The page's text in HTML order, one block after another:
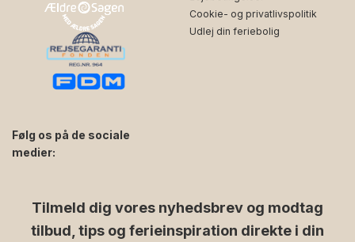
Følg os på de sociale
medier:
Cookie- og privatlivspolitik
Udlej din feriebolig
Tilmeld dig vores nyhedsbrev og modtag
tilbud, tips og ferieinspiration direkte i din